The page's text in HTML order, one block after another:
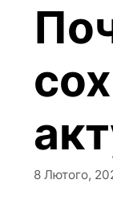
8 Лютого,